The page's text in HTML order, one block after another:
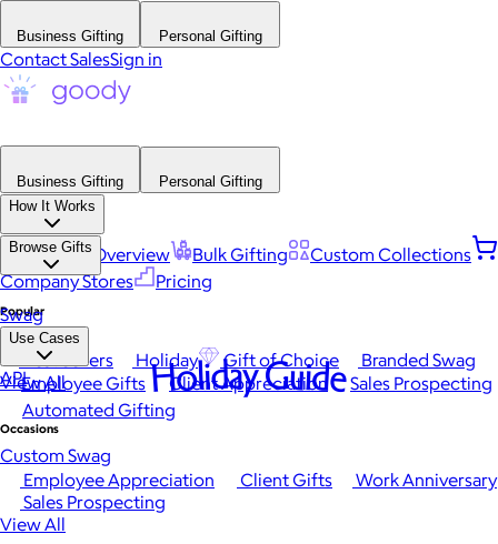
Business Gifting Personal Gifting
Contact SalesSign in
Business Gifting
Personal Gifting
How It Works
Platform Overview Bulk Gifting
Custom Collections
Company Stores
Pricing
Browse Gifts
Popular
Best Sellers Holiday Gift of Choice
Branded Swag
View All
Occasions
Employee Appreciation Client Gifts
Work Anniversary
Sales Prospecting
View All
Swag
Use Cases
Employee Gifts Client Appreciation
Sales Prospecting
Automated Gifting
Custom Swag
API Holiday Guide